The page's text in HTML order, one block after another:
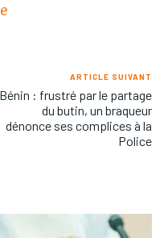
ARTICLE SUIVANT
Bénin : frustré par le partage
du butin, un braqueur
dénonce ses complices à la
Police